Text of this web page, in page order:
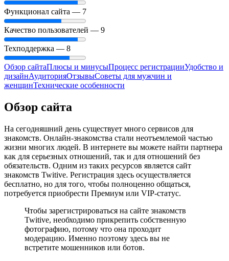
Функционал сайта — 7
Качество пользователей — 9
Техподдержка — 8
Обзор сайтаПлюсы и минусыПроцесс регистрацииУдобство и
дизайнАудиторияОтзывыСоветы для мужчин и
женщинТехнические особенности
Обзор сайта
На сегодняшний день существует много сервисов для
знакомств. Онлайн-знакомства стали неотъемлемой частью
жизни многих людей. В интернете вы можете найти партнера
как для серьезных отношений, так и для отношений без
обязательств. Одним из таких ресурсов является сайт
знакомств Twitive. Регистрация здесь осуществляется
бесплатно, но для того, чтобы полноценно общаться,
потребуется приобрести Премиум или VIP-статус.
Чтобы зарегистрироваться на сайте знакомств
Twitive, необходимо прикрепить собственную
фотографию, потому что она проходит
модерацию. Именно поэтому здесь вы не
встретите мошенников или ботов.